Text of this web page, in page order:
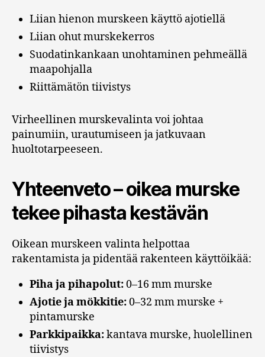
Liian hienon murskeen käyttö ajotiellä
Liian ohut murskekerros
Suodatinkankaan unohtaminen pehmeällä
maapohjalla
Riittämätön tiivistys
Virheellinen murskevalinta voi johtaa
painumiin, urautumiseen ja jatkuvaan
huoltotarpeeseen.
Yhteenveto – oikea murske
tekee pihasta kestävän
Oikean murskeen valinta helpottaa
rakentamista ja pidentää rakenteen käyttöikää:
Piha ja pihapolut:0–16 mm murske
Ajotie ja mökkitie:0–32 mm murske +
pintamurske
Parkkipaikka:kantava murske, huolellinen
tiivistys